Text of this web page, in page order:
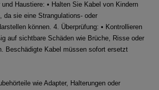
Haustiere: • Halten Sie Kabel von Kindern
da sie eine Strangulations- oder
können. 4. Überprüfung: • Kontrollieren
auf sichtbare Schäden wie Brüche, Risse oder
Beschädigte Kabel müssen sofort ersetzt
wie Adapter, Halterungen oder